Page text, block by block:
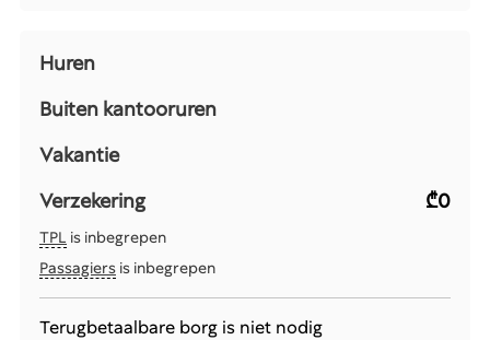
Huren
Buiten kantooruren
Vakantie
Verzekering
₾0
TPL is inbegrepen
Passagiers is inbegrepen
Terugbetaalbare borg is niet nodig